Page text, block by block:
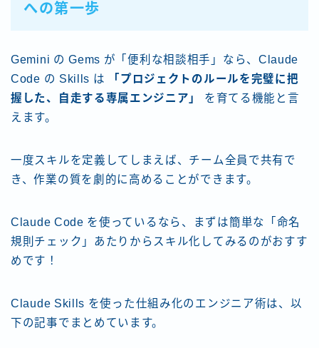
への第一歩
Gemini の Gems が「便利な相談相手」なら、Claude
Code の Skills は
「プロジェクトのルールを完璧に把
握した、自走する専属エンジニア」
を育てる機能と言
えます。
一度スキルを定義してしまえば、チーム全員で共有で
き、作業の質を劇的に高めることができます。
Claude Code を使っているなら、まずは簡単な「命名
規則チェック」あたりからスキル化してみるのがおすす
めです！
Claude Skills を使った仕組み化のエンジニア術は、以
下の記事でまとめています。